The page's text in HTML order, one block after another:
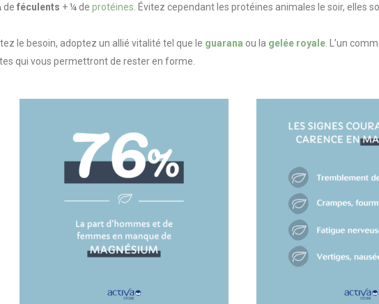
de féculents + ¼ de protéines . Évitez cependant les protéines animales le soir, elles
le besoin, adoptez un allié vitalité tel que le guarana ou la gelée royale . L’un
qui vous permettront de rester en forme.